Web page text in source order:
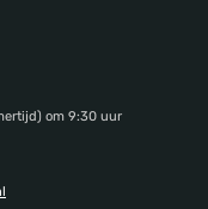
om 9:30 uur